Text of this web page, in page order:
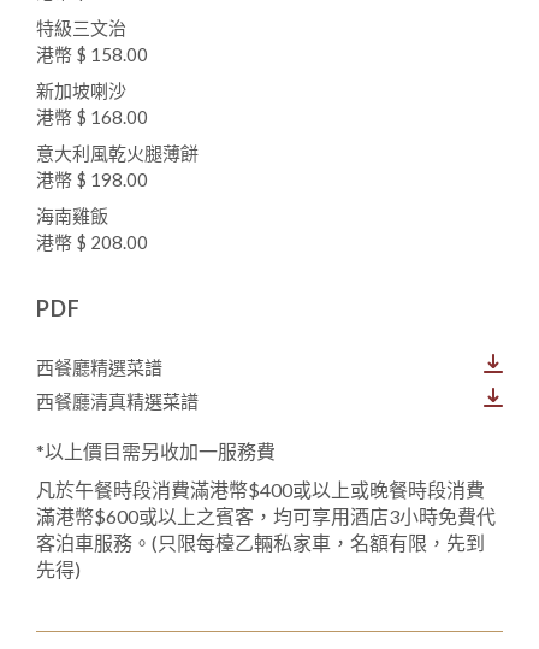
特級三文治
港幣 $ 158.00
新加坡喇沙
港幣 $ 168.00
意大利風乾火腿薄餅
港幣 $ 198.00
海南雞飯
港幣 $ 208.00
PDF
西餐廳精選菜譜
西餐廳清真精選菜譜
*以上價目需另收加一服務費
凡於午餐時段消費滿港幣$400或以上或晚餐時段消費
滿港幣$600或以上之賓客，均可享用酒店3小時免費代
客泊車服務。(只限每檯乙輛私家車，名額有限，先到
先得)